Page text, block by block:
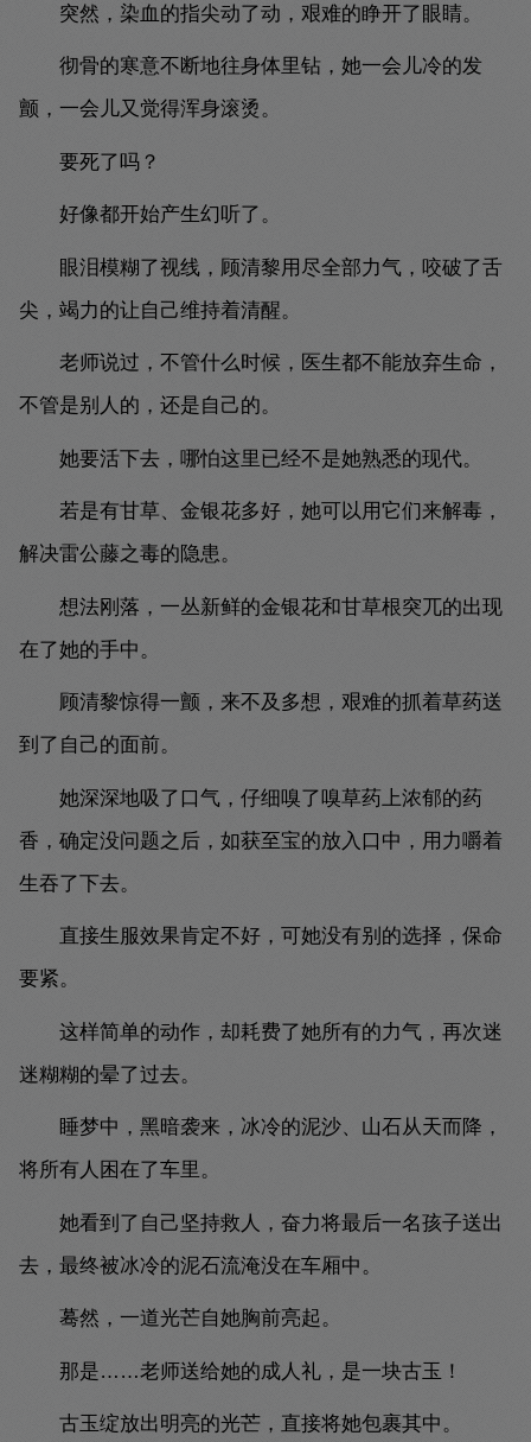
突然，染血的指尖动了动，艰难的睁开了眼睛。
彻骨的寒意不断地往身体里钻，她一会儿冷的发
颤，一会儿又觉得浑身滚烫。
要死了吗？
好像都开始产生幻听了。
眼泪模糊了视线，顾清黎用尽全部力气，咬破了舌
尖，竭力的让自己维持着清醒。
老师说过，不管什么时候，医生都不能放弃生命，
不管是别人的，还是自己的。
她要活下去，哪怕这里已经不是她熟悉的现代。
若是有甘草、金银花多好，她可以用它们来解毒，
解决雷公藤之毒的隐患。
想法刚落，一丛新鲜的金银花和甘草根突兀的出现
在了她的手中。
顾清黎惊得一颤，来不及多想，艰难的抓着草药送
到了自己的面前。
她深深地吸了口气，仔细嗅了嗅草药上浓郁的药
香，确定没问题之后，如获至宝的放入口中，用力嚼着
生吞了下去。
直接生服效果肯定不好，可她没有别的选择，保命
要紧。
这样简单的动作，却耗费了她所有的力气，再次迷
迷糊糊的晕了过去。
睡梦中，黑暗袭来，冰冷的泥沙、山石从天而降，
将所有人困在了车里。
她看到了自己坚持救人，奋力将最后一名孩子送出
去，最终被冰冷的泥石流淹没在车厢中。
蓦然，一道光芒自她胸前亮起。
那是……老师送给她的成人礼，是一块古玉！
古玉绽放出明亮的光芒，直接将她包裹其中。